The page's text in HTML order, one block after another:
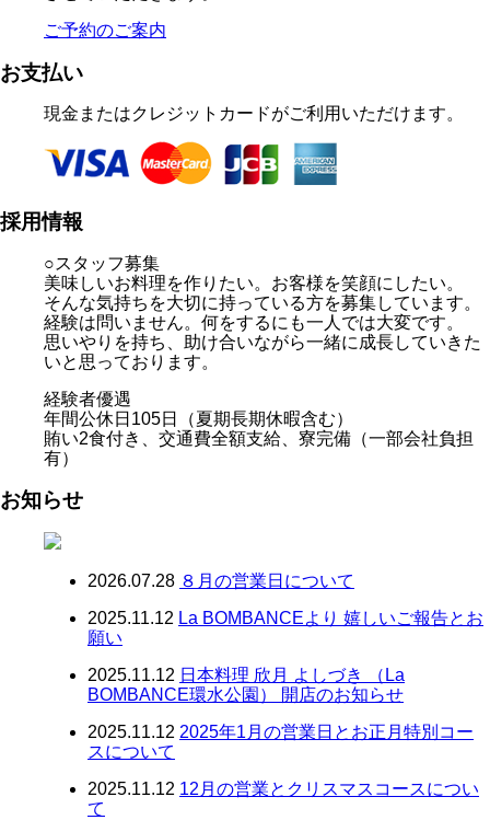
ご予約のご案内
お支払い
現金またはクレジットカードがご利用いただけます。
採用情報
○スタッフ募集
美味しいお料理を作りたい。お客様を笑顔にしたい。
そんな気持ちを大切に持っている方を募集しています。
経験は問いません。何をするにも一人では大変です。
思いやりを持ち、助け合いながら一緒に成長していきた
いと思っております。
経験者優遇
年間公休日105日（夏期長期休暇含む）
賄い2食付き、交通費全額支給、寮完備（一部会社負担
有）
お知らせ
2026.07.28 ８月の営業日について
2025.11.12 La BOMBANCEより 嬉しいご報告とお
願い
2025.11.12 日本料理 欣月 よしづき （La
BOMBANCE環水公園） 開店のお知らせ
2025.11.12 2025年1月の営業日とお正月特別コー
スについて
2025.11.12 12月の営業とクリスマスコースについ
て